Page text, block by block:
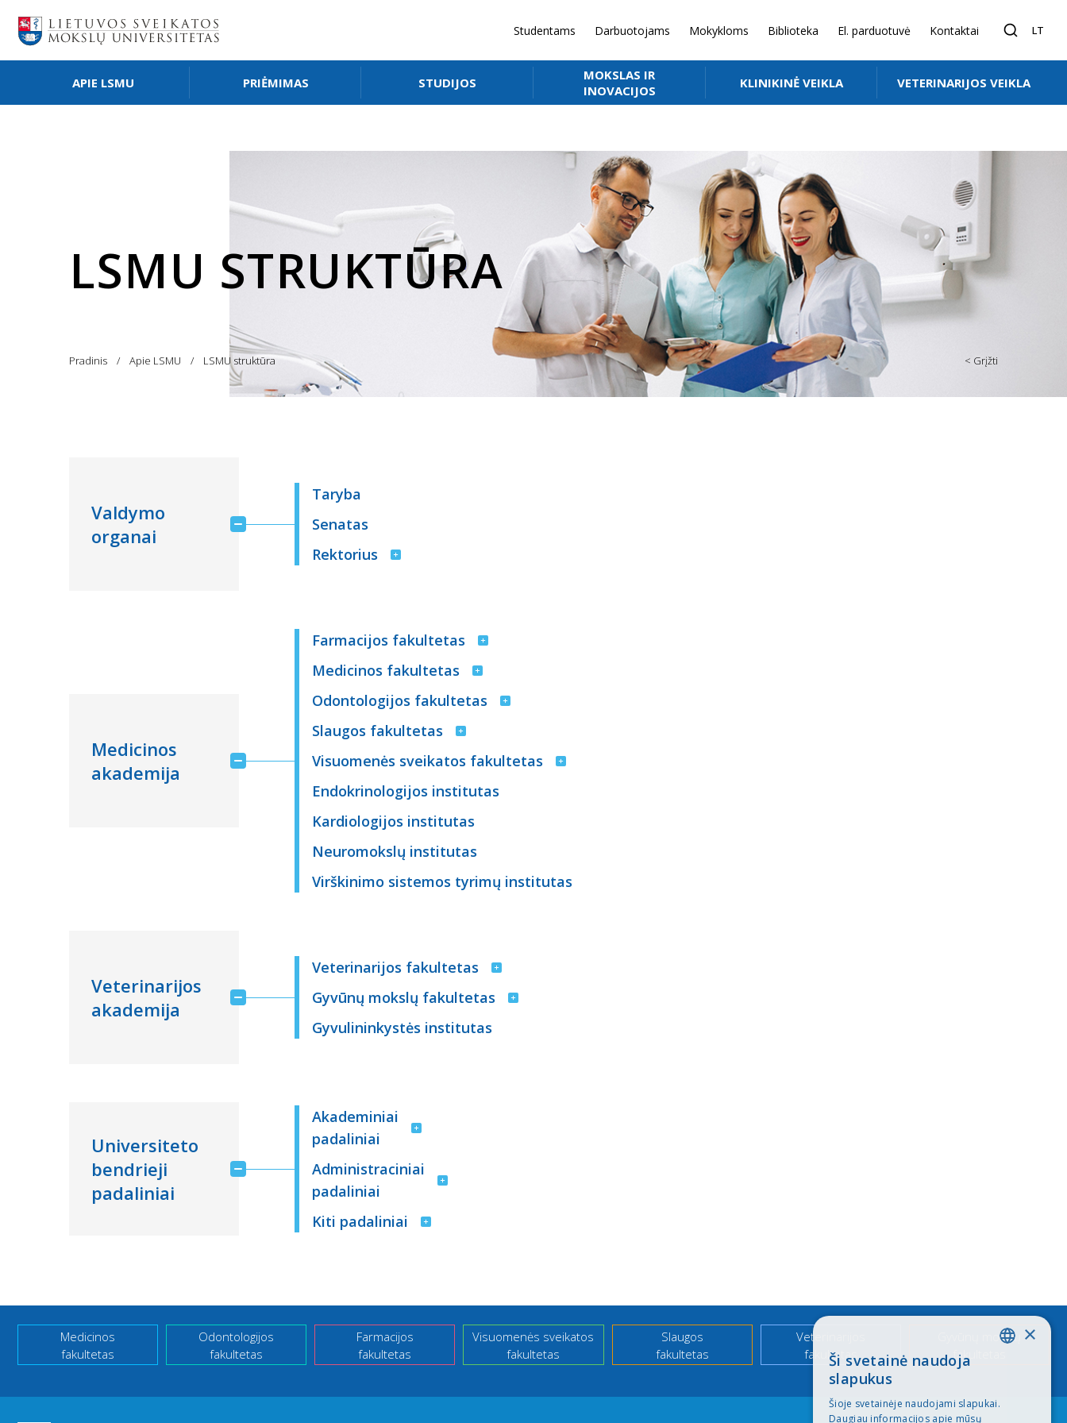
Studentams Darbuotojams Mokykloms Biblioteka El. parduotuvė Kontaktai LT
APIE LSMU PRIĖMIMAS STUDIJOS
MOKSLAS IR
INOVACIJOS
KLINIKINĖ VEIKLA VETERINARIJOS VEIKLA
LSMU STRUKTŪRA
Pradinis Apie LSMU LSMU struktūra < Grįžti
Valdymo
organai
Taryba
Senatas
Rektorius
Medicinos
akademija
Farmacijos fakultetas
Medicinos fakultetas
Odontologijos fakultetas
Slaugos fakultetas
Visuomenės sveikatos fakultetas
Endokrinologijos institutas
Kardiologijos institutas
Neuromokslų institutas
Virškinimo sistemos tyrimų institutas
Veterinarijos
akademija
Veterinarijos fakultetas
Gyvūnų mokslų fakultetas
Gyvulininkystės institutas
Universiteto
bendrieji
padaliniai
Akademiniai
padaliniai
Administraciniai
padaliniai
Kiti padaliniai
Medicinos
fakultetas
Odontologijos
fakultetas
Farmacijos
fakultetas
Visuomenės sveikatos
fakultetas
Slaugos
fakultetas
Veterinarijos
fakultetas
Gyvūnų mokslų
fakultetas
×
Ši svetainė naudoja
slapukus
Šioje svetainėje naudojami slapukai.
Daugiau informacijos apie mūsų